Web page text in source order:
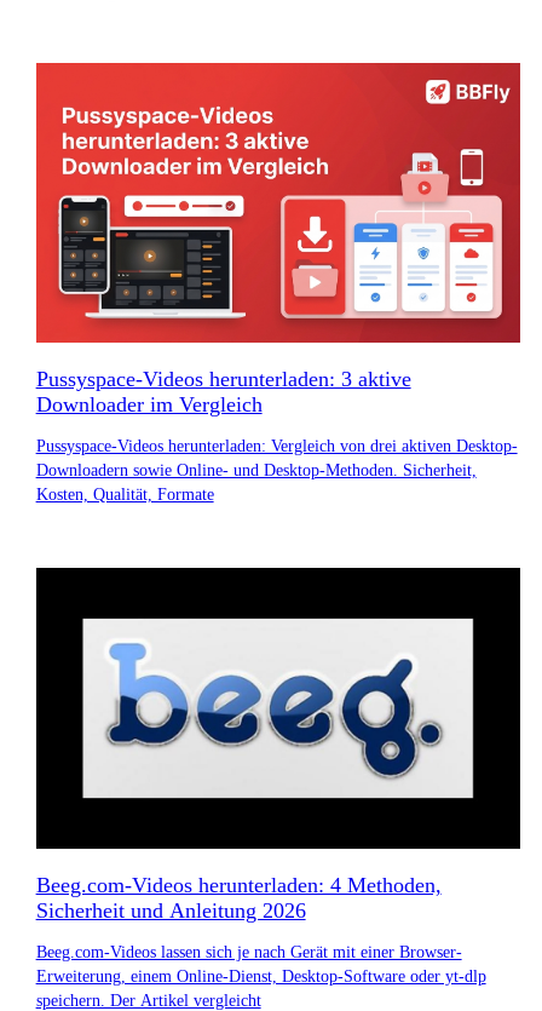
Pussyspace-Videos herunterladen: 3 aktive
Downloader im Vergleich
Pussyspace-Videos herunterladen: Vergleich von drei aktiven Desktop-
Downloadern sowie Online- und Desktop-Methoden. Sicherheit,
Kosten, Qualität, Formate
Beeg.com-Videos herunterladen: 4 Methoden,
Sicherheit und Anleitung 2026
Beeg.com-Videos lassen sich je nach Gerät mit einer Browser-
Erweiterung, einem Online-Dienst, Desktop-Software oder yt-dlp
speichern. Der Artikel vergleicht